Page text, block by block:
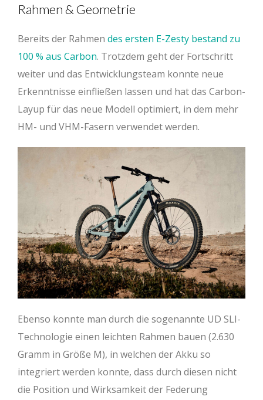
Rahmen & Geometrie
Bereits der Rahmen des ersten E-Zesty bestand zu
100 % aus Carbon. Trotzdem geht der Fortschritt
weiter und das Entwicklungsteam konnte neue
Erkenntnisse einfließen lassen und hat das Carbon-
Layup für das neue Modell optimiert, in dem mehr
HM- und VHM-Fasern verwendet werden.
Ebenso konnte man durch die sogenannte UD SLI-
Technologie einen leichten Rahmen bauen (2.630
Gramm in Größe M), in welchen der Akku so
integriert werden konnte, dass durch diesen nicht
die Position und Wirksamkeit der Federung